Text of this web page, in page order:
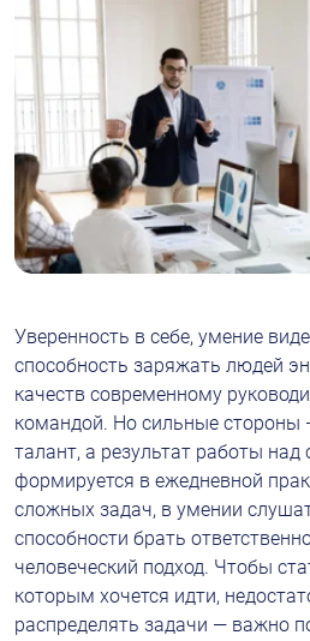
Уверенность в себе, умение
способность заряжать людей
качеств современному
командой. Но сильные стороны
талант, а результат работы над
формируется в ежедневной
сложных задач, в умении
способности брать
человеческий подход. Чтобы
которым хочется идти,
распределять задачи — важно